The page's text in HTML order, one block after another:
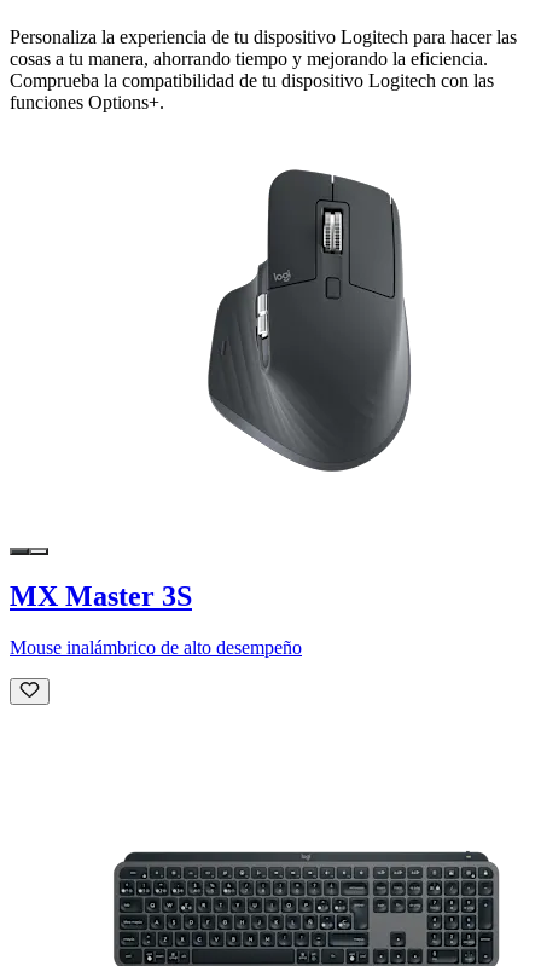
Personaliza la experiencia de tu dispositivo Logitech para hacer las
cosas a tu manera, ahorrando tiempo y mejorando la eficiencia.
Comprueba la compatibilidad de tu dispositivo Logitech con las
funciones Options+.
MX Master 3S
Mouse inalámbrico de alto desempeño